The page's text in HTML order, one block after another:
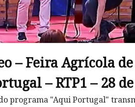
– Feira Agrícola
– RTP1 – 28
programa "Aqui Portugal"